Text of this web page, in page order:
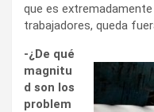
que es
trabajadores, queda
-¿De qué
magnitu
d son los
problem